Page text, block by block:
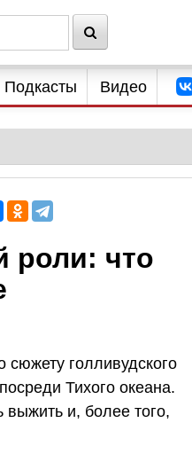
Подкасты Видео
роли: что
сюжету голливудского
Тихого океана.
выжить и, более того,